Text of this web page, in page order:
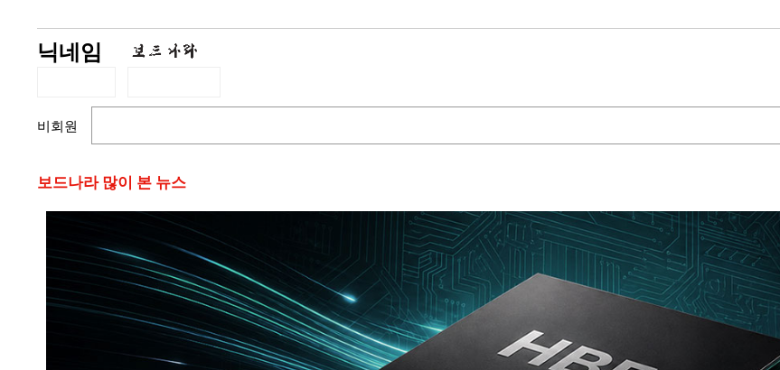
닉네임
비회원
보드나라 많이 본 뉴스